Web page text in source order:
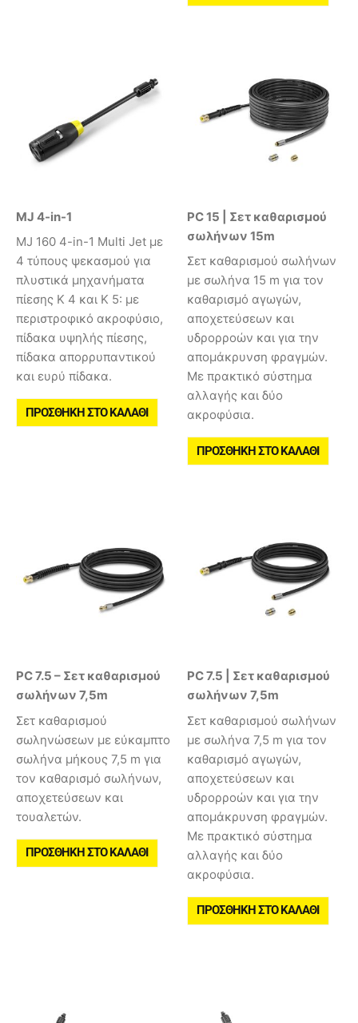
MJ 4-in-1
MJ 160 4-in-1 Multi Jet με
4 τύπους ψεκασμού για
πλυστικά μηχανήματα
πίεσης K 4 και K 5: με
περιστροφικό ακροφύσιο,
πίδακα υψηλής πίεσης,
πίδακα απορρυπαντικού
και ευρύ πίδακα.
ΠΡΟΣΘΉΚΗ ΣΤΟ ΚΑΛΆΘΙ
PC 15 | Σετ καθαρισμού
σωλήνων 15m
Σετ καθαρισμού σωλήνων
με σωλήνα 15 m για τον
καθαρισμό αγωγών,
αποχετεύσεων και
υδρορροών και για την
απομάκρυνση φραγμών.
Με πρακτικό σύστημα
αλλαγής και δύο
ακροφύσια.
ΠΡΟΣΘΉΚΗ ΣΤΟ ΚΑΛΆΘΙ
PC 7.5 – Σετ καθαρισμού
σωλήνων 7,5m
Σετ καθαρισμού
σωληνώσεων με εύκαμπτο
σωλήνα μήκους 7,5 m για
τον καθαρισμό σωλήνων,
αποχετεύσεων και
τουαλετών.
ΠΡΟΣΘΉΚΗ ΣΤΟ ΚΑΛΆΘΙ
PC 7.5 | Σετ καθαρισμού
σωλήνων 7,5m
Σετ καθαρισμού σωλήνων
με σωλήνα 7,5 m για τον
καθαρισμό αγωγών,
αποχετεύσεων και
υδρορροών και για την
απομάκρυνση φραγμών.
Με πρακτικό σύστημα
αλλαγής και δύο
ακροφύσια.
ΠΡΟΣΘΉΚΗ ΣΤΟ ΚΑΛΆΘΙ